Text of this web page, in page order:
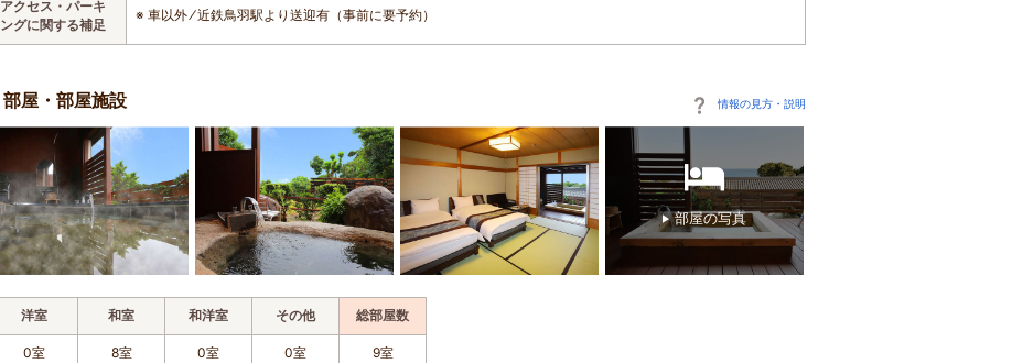
アクセス・パーキ
ングに関する補足
※ 車以外 ⁄ 近鉄鳥羽駅より送迎有（事前に要予約）
部屋・部屋施設 情報の見方・説明
部屋の写真
洋室 和室 和洋室 その他 総部屋数
0室 8室 0室 0室 9室